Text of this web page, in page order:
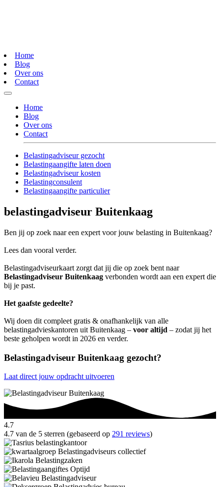
Home
Blog
Over ons
Contact
Home
Blog
Over ons
Contact
Belastingadviseur gezocht
Belastingaangifte laten doen
Belastingadviseur kosten
Belastingconsulent
Belastingaangifte particulier
belastingadviseur Buitenkaag
Ben jij op zoek naar een expert voor jouw belasting in Buitenkaag?
Lees dan vooral verder.
Belastingadviseurkaart zorgt dat jij die op zoek bent naar
Belastingadviseur Buitenkaag verbonden wordt aan een expert die
bij je past.
Het gaafste gedeelte?
Wij doen dit compleet gratis & onafhankelijk van alle
belastingadvieskantoren uit Buitenkaag – voor altijd – zodat jij het
beste geholpen wordt in 2026 en verder.
Belastingadviseur Buitenkaag gezocht?
Laat direct jouw opdracht uitvoeren
4.7
4.7 van de 5 sterren (gebaseerd op 291 reviews)